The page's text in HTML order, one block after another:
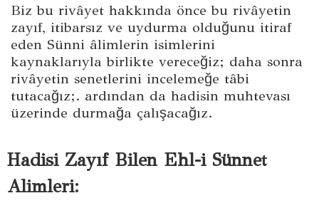
Biz bu rivâyet hakkında önce bu rivâyetin
zayıf, itibarsız ve uydurma olduğunu itiraf
eden Sünni âlimlerin isimlerini
kaynaklarıyla birlikte vereceğiz; daha sonra
rivâyetin senetlerini incelemeğe tâbi
tutacağız;. ardından da hadisin muhtevası
üzerinde durmağa çalışacağız.
Hadisi Zayıf Bilen Ehl-i Sünnet
Alimleri: